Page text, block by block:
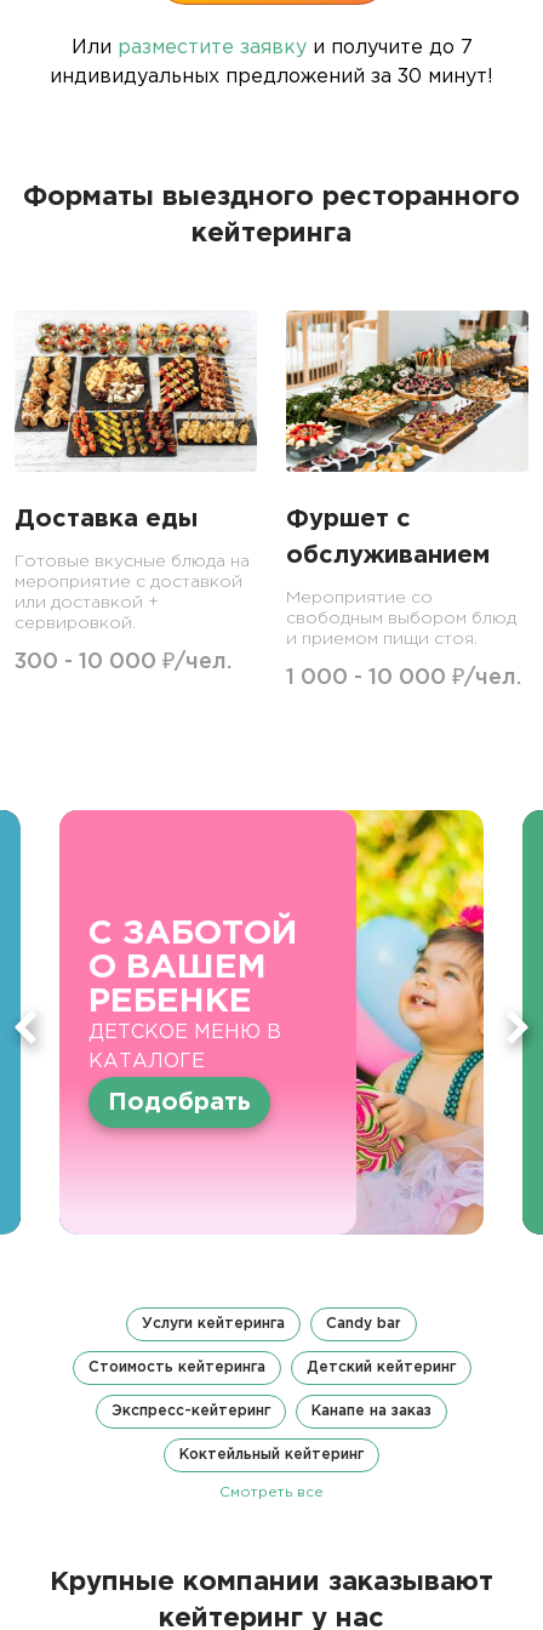
Или разместите заявкуи получите до 7
индивидуальных предложений за 30 минут!
Форматы выездного ресторанного
кейтеринга
Доставка еды
Готовые вкусные блюда на
мероприятие с доставкой
или доставкой +
сервировкой.
300 - 10 000 ₽/чел.
Фуршет с
обслуживанием
Мероприятие со
свободным выбором блюд
и приемом пищи стоя.
1 000 - 10 000 ₽/чел.
С ЗАБОТОЙ
О ВАШЕМ
РЕБЕНКЕ
ДЕТСКОЕ МЕНЮ В
КАТАЛОГЕ
Подобрать
Услуги кейтеринга Candy bar
Стоимость кейтеринга Детский кейтеринг
Экспресс-кейтеринг Канапе на заказ
Коктейльный кейтеринг
Смотреть все
Крупные компании заказывают
кейтеринг у нас